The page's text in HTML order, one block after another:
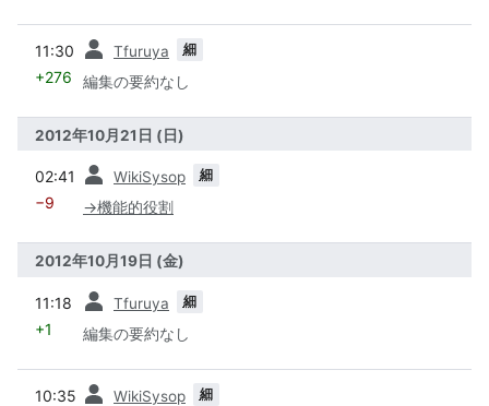
11:30 Tfuruya 細
+276 編集の要約なし
2012年10月21日 (日)
02:41 WikiSysop 細
−9 →機能的役割
2012年10月19日 (金)
11:18 Tfuruya 細
+1 編集の要約なし
10:35 WikiSysop 細